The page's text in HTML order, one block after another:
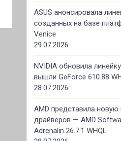
ASUS анонсировала
созданных на базе
Venice
29.07.2026
NVIDIA обновила
вышли GeForce 610.88
28.07.2026
AMD представила
драйверов — AMD
Adrenalin 26.7.1 WHQL